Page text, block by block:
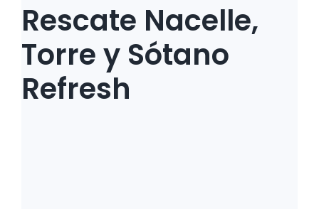
Rescate Nacelle,
Torre y Sótano
Refresh